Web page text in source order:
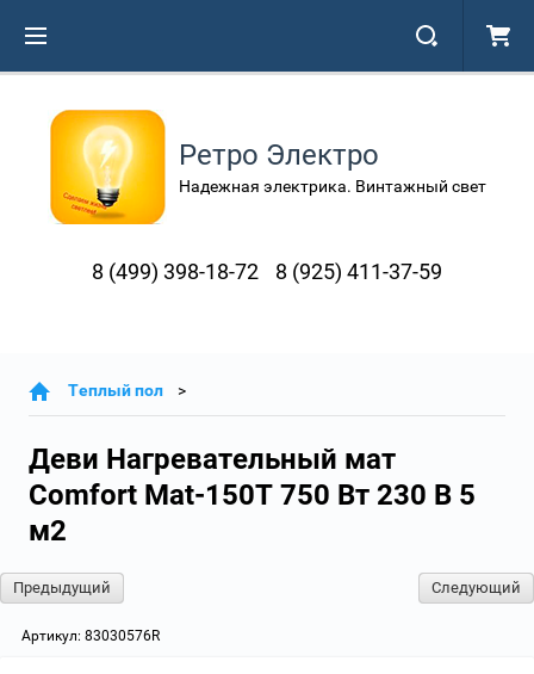
Ретро Электро
Надежная электрика. Винтажный свет
8 (499) 398-18-72 8 (925) 411-37-59
Теплый пол
Деви Нагревательный мат
Comfort Mat-150T 750 Вт 230 В 5
м2
Предыдущий Следующий
Артикул: 83030576R